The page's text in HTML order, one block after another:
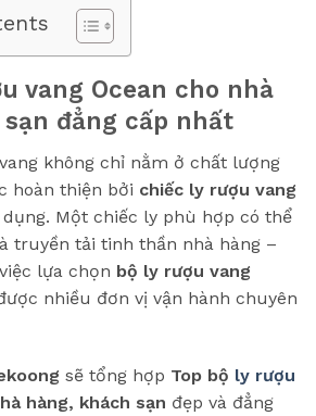
vang Ocean cho nhà
đẳng cấp nhất
không chỉ nằm ở chất lượng
hoàn thiện bởi chiếc ly rượu vang
Một chiếc ly phù hợp có thể
truyền tải tinh thần nhà hàng –
lựa chọn bộ ly rượu vang
nhiều đơn vị vận hành chuyên
sẽ tổng hợp Top bộ ly rượu
hàng, khách sạn đẹp và đẳng